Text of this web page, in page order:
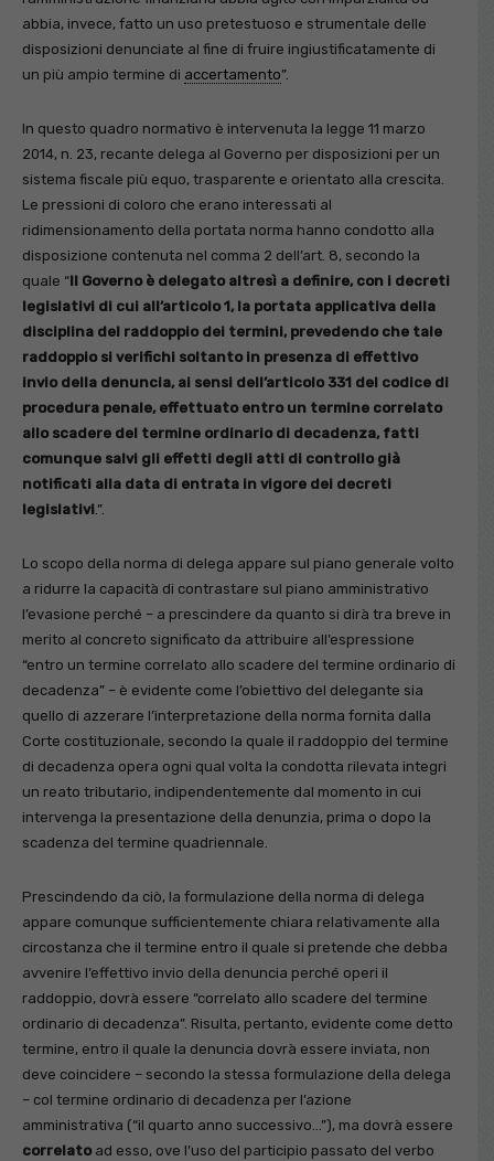
abbia, invece, fatto un uso pretestuoso e strumentale delle
disposizioni denunciate al fine di fruire ingiustificatamente di
un più ampio termine di accertamento”.
In questo quadro normativo è intervenuta la legge 11 marzo
2014, n. 23, recante delega al Governo per disposizioni per un
sistema fiscale più equo, trasparente e orientato alla crescita.
Le pressioni di coloro che erano interessati al
ridimensionamento della portata norma hanno condotto alla
disposizione contenuta nel comma 2 dell’art. 8, secondo la
quale “Il Governo è delegato altresì a definire, con i decreti
legislativi di cui all’articolo 1, la portata applicativa della
disciplina del raddoppio dei termini, prevedendo che tale
raddoppio si verifichi soltanto in presenza di effettivo
invio della denuncia, ai sensi dell’articolo 331 del codice di
procedura penale, effettuato entro un termine correlato
allo scadere del termine ordinario di decadenza, fatti
comunque salvi gli effetti degli atti di controllo già
notificati alla data di entrata in vigore dei decreti
legislativi.”.
Lo scopo della norma di delega appare sul piano generale volto
a ridurre la capacità di contrastare sul piano amministrativo
l’evasione perché – a prescindere da quanto si dirà tra breve in
merito al concreto significato da attribuire all’espressione
“entro un termine correlato allo scadere del termine ordinario di
decadenza” – è evidente come l’obiettivo del delegante sia
quello di azzerare l’interpretazione della norma fornita dalla
Corte costituzionale, secondo la quale il raddoppio del termine
di decadenza opera ogni qual volta la condotta rilevata integri
un reato tributario, indipendentemente dal momento in cui
intervenga la presentazione della denunzia, prima o dopo la
scadenza del termine quadriennale.
Prescindendo da ciò, la formulazione della norma di delega
appare comunque sufficientemente chiara relativamente alla
circostanza che il termine entro il quale si pretende che debba
avvenire l’effettivo invio della denuncia perché operi il
raddoppio, dovrà essere “correlato allo scadere del termine
ordinario di decadenza”. Risulta, pertanto, evidente come detto
termine, entro il quale la denuncia dovrà essere inviata, non
deve coincidere – secondo la stessa formulazione della delega
– col termine ordinario di decadenza per l’azione
amministrativa (“il quarto anno successivo…”), ma dovrà essere
correlatoad esso, ove l’uso del participio passato del verbo